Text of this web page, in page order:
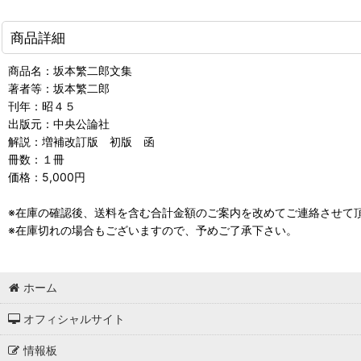
商品詳細
商品名：坂本繁二郎文集
著者等：坂本繁二郎
刊年：昭４５
出版元：中央公論社
解説：増補改訂版 初版 函
冊数：１冊
価格：5,000円
※在庫の確認後、送料を含む合計金額のご案内を改めてご連絡させて
※在庫切れの場合もございますので、予めご了承下さい。
ホーム
オフィシャルサイト
情報板